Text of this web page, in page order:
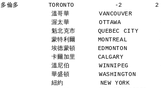
多倫多        TORONTO           -2
溫哥華        VANCOUVER
渥太華        OTTAWA
魁北克市      QUEBEC CITY
蒙特利爾      MONTREAL
埃德蒙頓      EDMONTON
卡爾加里      CALGARY
溫尼伯        WINNIPEG
華盛頓
紐約          NEW YORK